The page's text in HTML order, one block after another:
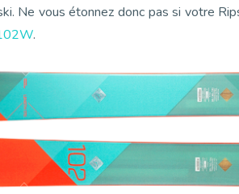
Ne vous étonnez donc pas si votre
.